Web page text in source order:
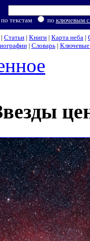
по текстам по ключевым
| Статьи | Книги | Карта неба |
| Словарь| Ключевые